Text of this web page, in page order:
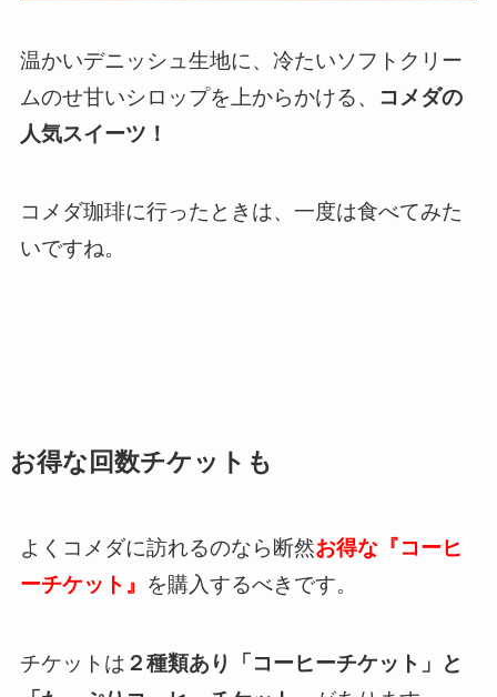
温かいデニッシュ生地に、冷たいソフトクリー
ムのせ甘いシロップを上からかける、 コメダの
人気スイーツ！
コメダ珈琲に行ったときは、一度は食べてみた
いですね。
お得な回数チケットも
よくコメダに訪れるのなら断然お得な『コーヒ
ーチケット』 を購入するべきです。
チケットは ２種類あり「コーヒーチケット」と